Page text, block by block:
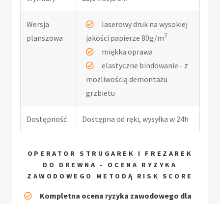
Wersja
planszowa
laserowy druk na wysokiej
jakości papierze 80g/m2
miękka oprawa
elastyczne bindowanie - z
możliwością demontażu
grzbietu
Dostępność Dostępna od ręki, wysyłka w 24h
OPERATOR STRUGAREK I FREZAREK
DO DREWNA - OCENA RYZYKA
ZAWODOWEGO METODĄ RISK SCORE
Kompletna ocena ryzyka zawodowego dla